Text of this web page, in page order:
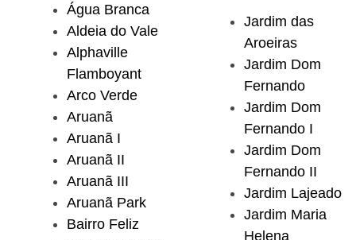
Água Branca
Aldeia do Vale
Alphaville
Flamboyant
Arco Verde
Aruanã
Aruanã I
Aruanã II
Aruanã III
Aruanã Park
Bairro Feliz
Jardim das
Aroeiras
Jardim Dom
Fernando
Jardim Dom
Fernando I
Jardim Dom
Fernando II
Jardim Lajeado
Jardim Maria
Helena